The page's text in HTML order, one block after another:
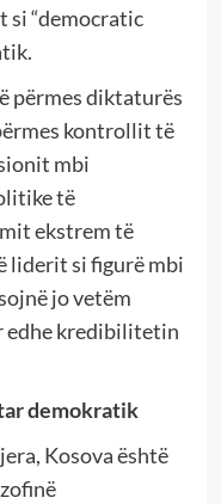
si “democratic
përmes diktaturës
kontrollit të
mbi
të
ekstrem të
liderit si figurë mbi
jo vetëm
edhe kredibilitetin
demokratik
Kosova është